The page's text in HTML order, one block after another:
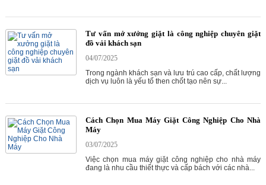
Tư vấn mở xưởng giặt là công nghiệp chuyên giặt
đồ vải khách sạn
04/07/2025
Trong ngành khách sạn và lưu trú cao cấp, chất lượng
dịch vụ luôn là yếu tố then chốt tạo nên sự...
Cách Chọn Mua Máy Giặt Công Nghiệp Cho Nhà
Máy
03/07/2025
Việc chọn mua máy giặt công nghiệp cho nhà máy
đang là nhu cầu thiết thực và cấp bách với các nhà...